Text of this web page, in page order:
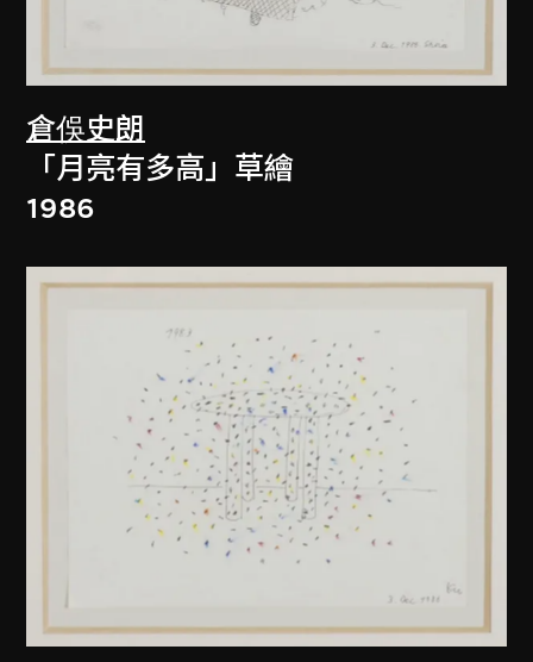
倉俁史朗
「月亮有多高」草繪
1986